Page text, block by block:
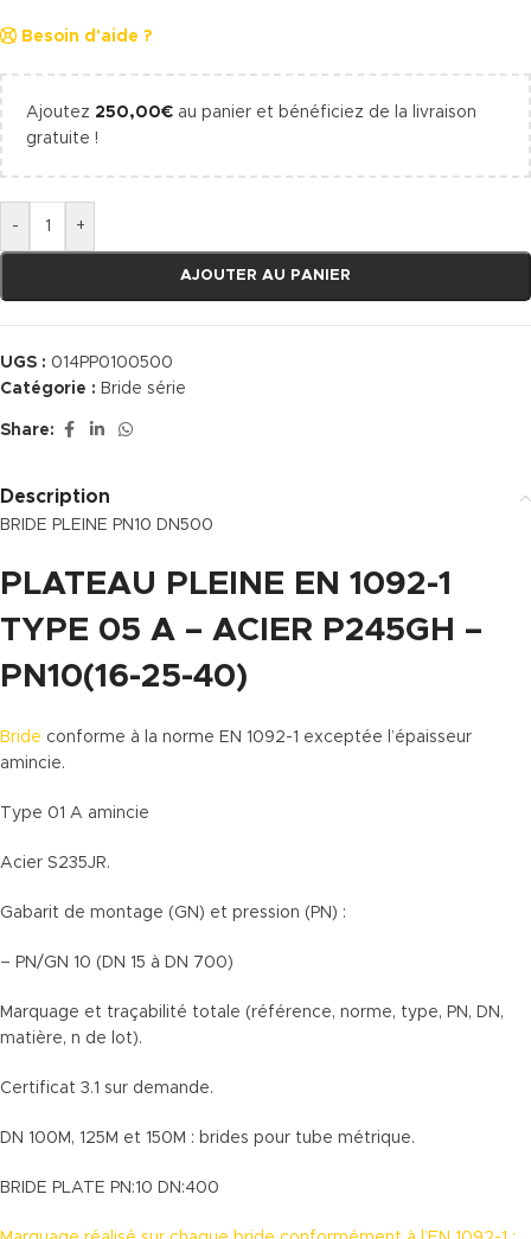
Besoin d'aide ?
Ajoutez 250,00€ au panier et bénéficiez de la livraison
gratuite !
- +
AJOUTER AU PANIER
UGS : 014PP0100500
Catégorie : Bride série
Share:
Description
BRIDE PLEINE PN10 DN500
PLATEAU PLEINE EN 1092-1
TYPE 05 A – ACIER P245GH –
PN10(16-25-40)
Bride conforme à la norme EN 1092-1 exceptée l’épaisseur
amincie.
Type 01 A amincie
Acier S235JR.
Gabarit de montage (GN) et pression (PN) :
– PN/GN 10 (DN 15 à DN 700)
Marquage et traçabilité totale (référence, norme, type, PN, DN,
matière, n de lot).
Certificat 3.1 sur demande.
DN 100M, 125M et 150M : brides pour tube métrique.
BRIDE PLATE PN:10 DN:400